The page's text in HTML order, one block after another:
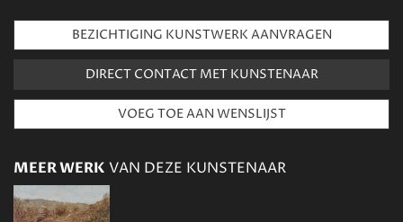
BEZICHTIGING KUNSTWERK AANVRAGEN
DIRECT CONTACT MET KUNSTENAAR
MEER WERK VAN DEZE KUNSTENAAR